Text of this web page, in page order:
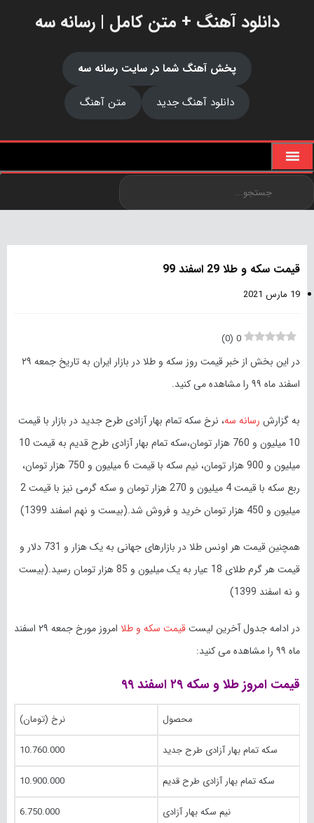
دانلود آهنگ + متن کامل | رسانه سه
پخش آهنگ شما در سایت رسانه سه
دانلود آهنگ جدید
متن آهنگ
قیمت سکه و طلا 29 اسفند 99
19 مارس 2021
0
(
0
)
در این بخش از خبر قیمت روز سکه و طلا در بازار ایران به تاریخ جمعه ۲۹
اسفند ماه ۹۹ را مشاهده می کنید.
به گزارش رسانه سه، نرخ سکه تمام بهار آزادی طرح جدید در بازار با قیمت
10 میلیون و 760 هزار تومان،سکه تمام بهار آزادی طرح قدیم به قیمت 10
میلیون و 900 هزار تومان، نیم سکه با قیمت 6 میلیون و 750 هزار تومان،
ربع سکه با قیمت 4 میلیون و 270 هزار تومان و سکه گرمی نیز با قیمت 2
میلیون و 450 هزار تومان خرید و فروش شد.(بیست و نهم اسفند 1399)
همچنین قیمت هر اونس طلا در بازارهای جهانی به یک هزار و 731 دلار و
قیمت هر گرم طلای 18 عیار به یک میلیون و 85 هزار تومان رسید.(بیست
و نه اسفند 1399)
در ادامه جدول آخرین لیستقیمت سکه و طلا
امروز مورخ جمعه ۲۹ اسفند
ماه ۹۹ را مشاهده می کنید:
قیمت امروز طلا و سکه ۲۹ اسفند ۹۹
محصول نرخ (تومان)
سکه تمام بهار آزادی طرح جدید 10.760.000
سکه تمام بهار آزادی طرح قدیم 10.900.000
نیم سکه بهار آزادی 6.750.000